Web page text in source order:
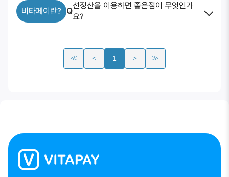
비타페이란? Q
선정산을 이용하면 좋은점이 무엇인가
요?
≪ ＜ 1 ＞ ≫